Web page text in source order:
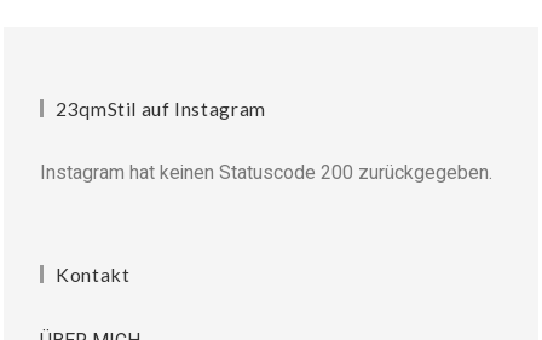
23qmStil auf Instagram
Instagram hat keinen Statuscode 200 zurückgegeben.
Kontakt